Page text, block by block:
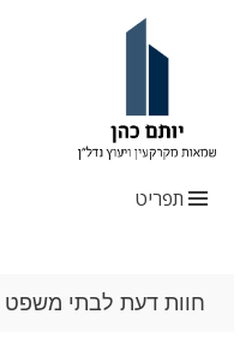
תפריט
to
חוות דעת לבתי משפט